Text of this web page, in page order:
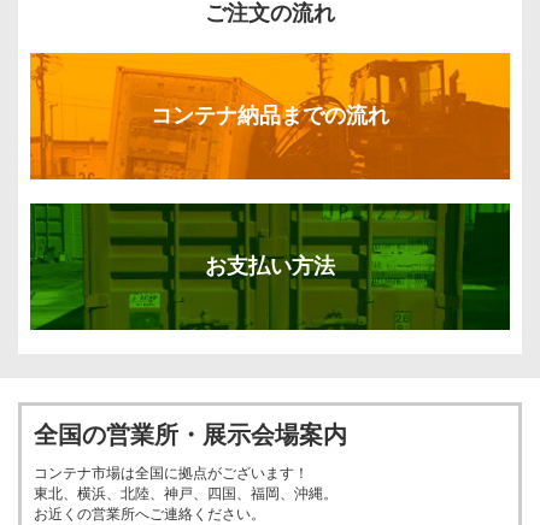
ご注文の流れ
コンテナ納品までの流れ
お支払い方法
全国の営業所・展示会場案内
コンテナ市場は全国に拠点がございます！
東北、横浜、北陸、神戸、四国、福岡、沖縄。
お近くの営業所へご連絡ください。